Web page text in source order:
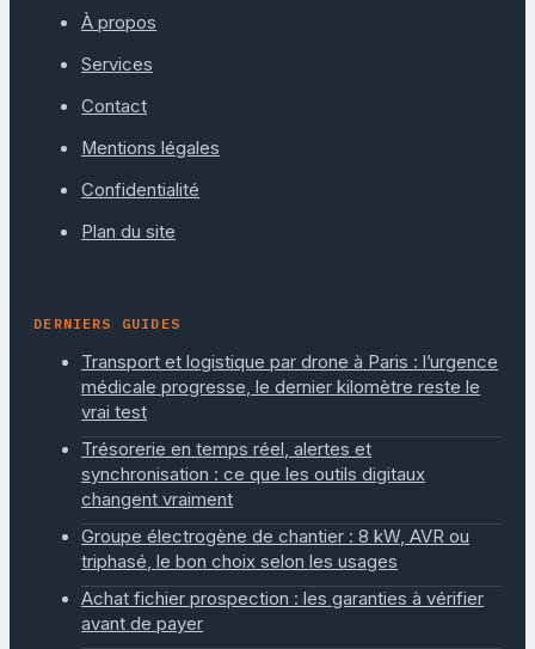
À propos
Services
Contact
Mentions légales
Confidentialité
Plan du site
DERNIERS GUIDES
Transport et logistique par drone à Paris : l’urgence
médicale progresse, le dernier kilomètre reste le
vrai test
Trésorerie en temps réel, alertes et
synchronisation : ce que les outils digitaux
changent vraiment
Groupe électrogène de chantier : 8 kW, AVR ou
triphasé, le bon choix selon les usages
Achat fichier prospection : les garanties à vérifier
avant de payer